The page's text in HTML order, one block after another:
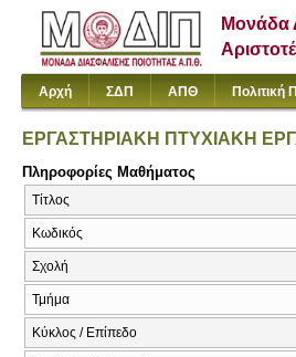
Μονάδα
Αρχή ΣΔΠ ΑΠΘ Πολιτική
ΕΡΓΑΣΤΗΡΙΑΚΗ ΠΤΥΧΙΑΚΗ
Πληροφορίες Μαθήματος
Τίτλος
Κωδικός
Σχολή
Τμήμα
Κύκλος / Επίπεδο